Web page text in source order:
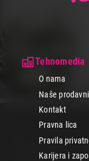
Tehnomedia
O nama
Naše
Kontakt
Pravna lica
Pravila
Karijera i